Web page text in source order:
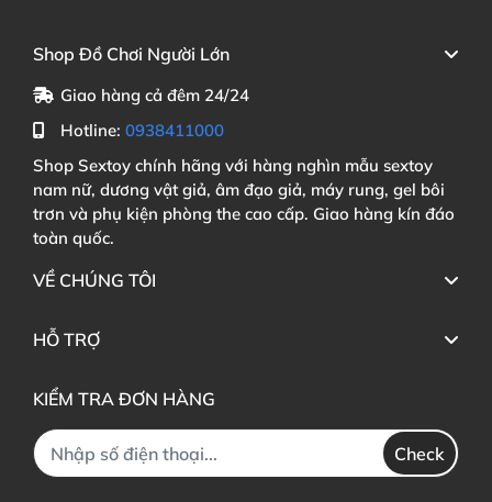
Shop Đồ Chơi Người Lớn
Giao hàng cả đêm 24/24
Hotline: 0938411000
Shop Sextoy chính hãng với hàng nghìn mẫu sextoy
nam nữ, dương vật giả, âm đạo giả, máy rung, gel bôi
trơn và phụ kiện phòng the cao cấp. Giao hàng kín đáo
toàn quốc.
VỀ CHÚNG TÔI
HỖ TRỢ
KIỂM TRA ĐƠN HÀNG
Check